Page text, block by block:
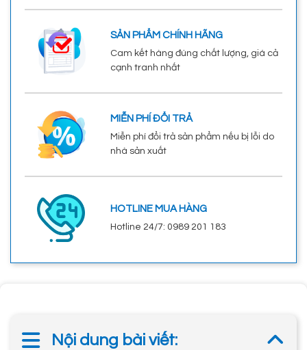
SẢN PHẨM CHÍNH HÃNG
Cam kết hàng đúng chất lượng, giá cả
cạnh tranh nhất
MIỄN PHÍ ĐỔI TRẢ
Miễn phí đổi trả sản phẩm nếu bị lỗi do
nhà sản xuất
HOTLINE MUA HÀNG
Hotline 24/7: 0989 201 183
Nội dung bài viết: